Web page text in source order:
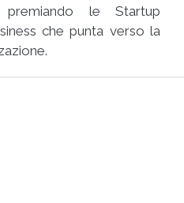
le Startup
che punta verso la